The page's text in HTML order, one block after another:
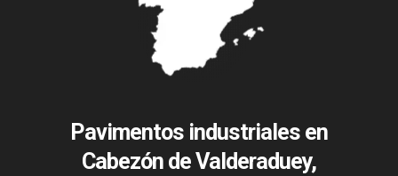
Pavimentos industriales en
Cabezón de Valderaduey,